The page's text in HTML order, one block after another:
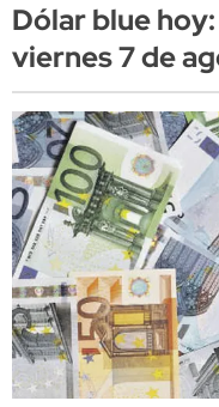
Dólar blue
viernes 7 de